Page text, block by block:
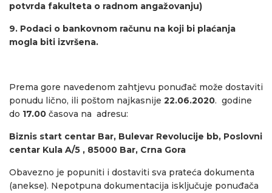
potvrda fakulteta o radnom angažovanju)
9. Podaci o bankovnom računu na koji bi plaćanja
mogla biti izvršena.
Prema gore navedenom zahtjevu ponuđač može dostaviti
ponudu lično, ili poštom najkasnije 22.06.2020. godine
do 17.00 časova na adresu:
Biznis start centar Bar, Bulevar Revolucije bb, Poslovni
centar Kula A/5 , 85000 Bar, Crna Gora
Obavezno je popuniti i dostaviti sva prateća dokumenta
(anekse). Nepotpuna dokumentacija isključuje ponuđača